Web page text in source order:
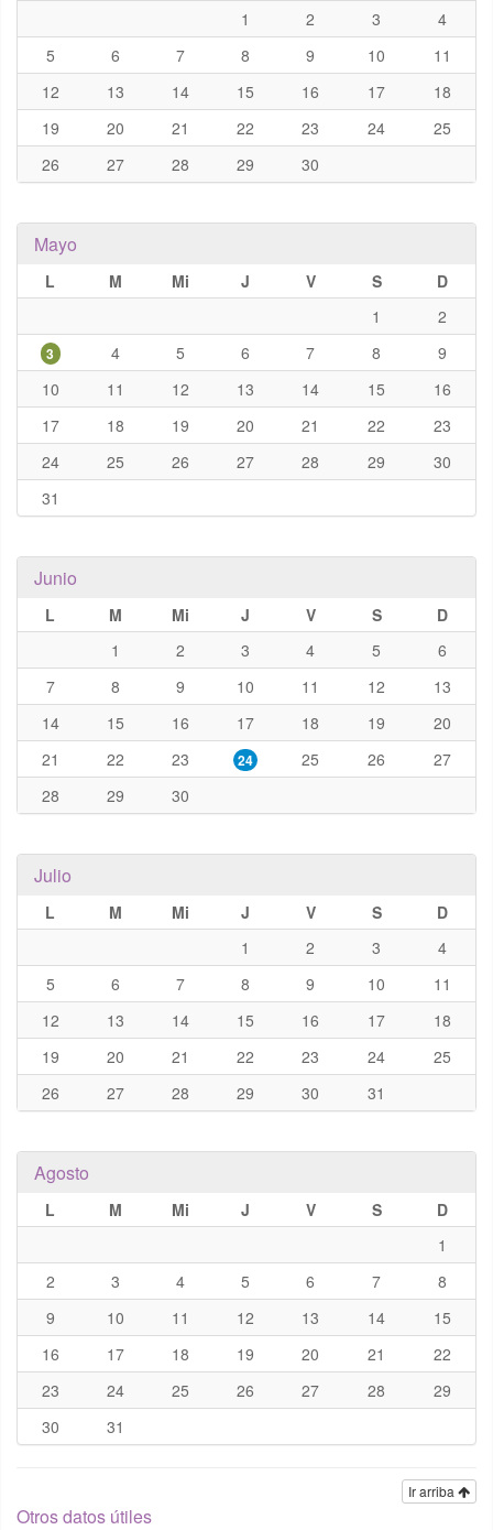
1 2 3
4
5
6 7 8 9 10
11
12
13 14 15 16 17
18
19
20 21 22 23 24
25
26
27 28 29 30
Mayo
L M Mi J V S
D
1
2
3 4 5 6 7 8
9
10
11 12 13 14 15
16
17
18 19 20 21 22
23
24
25 26 27 28 29
30
31
Junio
L M Mi J V S
D
1
2 3 4 5
6
7
8 9 10 11 12
13
14
15 16 17 18 19
20
21
22 23 24 25 26
27
28
29 30
Julio
L M Mi J V S
D
1
2 3
4
5
6 7 8 9 10
11
12
13 14 15 16 17
18
19
20 21 22 23 24
25
26
27 28 29 30 31
Agosto
L M Mi J V S
D
1
2
3 4 5 6 7
8
9
10 11 12 13 14
15
16
17 18 19 20 21
22
23
24 25 26 27 28
29
30
31
Ir arriba
Otros datos útiles